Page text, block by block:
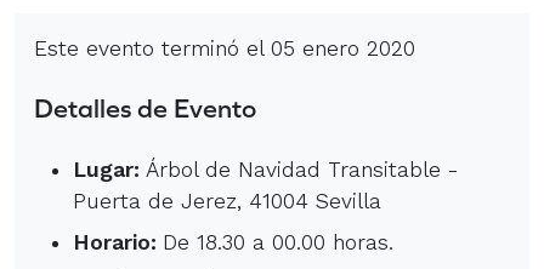
Este evento terminó el 05 enero 2020
Detalles de Evento
Lugar: Árbol de Navidad Transitable -
Puerta de Jerez, 41004 Sevilla
Horario: De 18.30 a 00.00 horas.